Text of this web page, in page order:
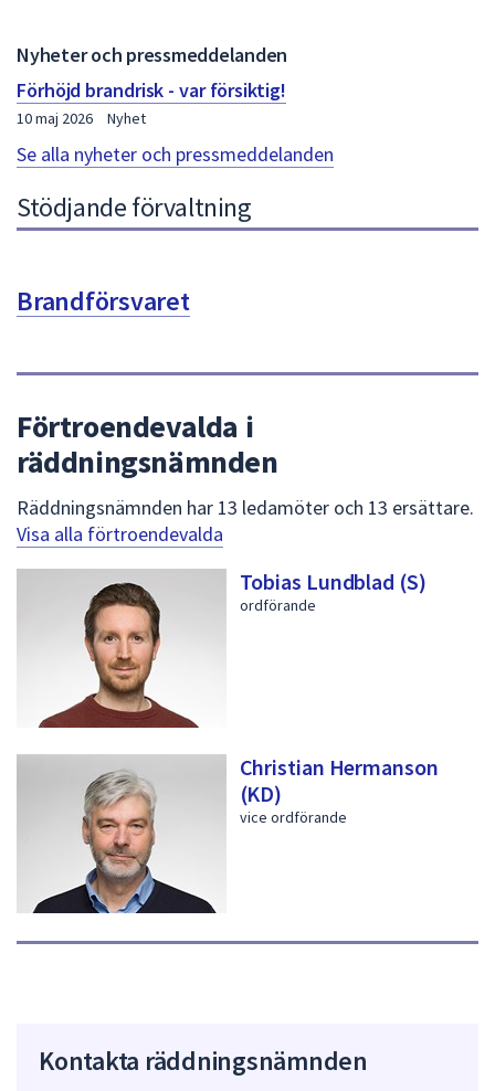
Nyheter och pressmeddelanden
Förhöjd brandrisk - var försiktig!
10 maj 2026 Nyhet
Se alla nyheter och pressmeddelanden
Stödjande förvaltning
Brandförsvaret
Förtroendevalda i
räddningsnämnden
Räddningsnämnden har 13 ledamöter och 13 ersättare.
Visa alla förtroendevalda
Tobias Lundblad (S)
ordförande
Christian Hermanson
(KD)
vice ordförande
Kontakta räddningsnämnden